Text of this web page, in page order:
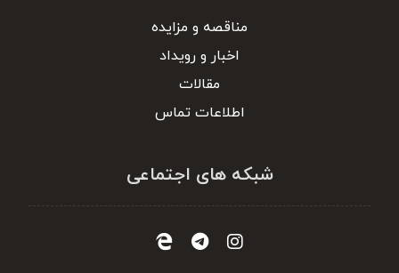
مناقصه و مزایده
اخبار و رویداد
مقالات
اطلاعات تماس
شبکه های اجتماعی